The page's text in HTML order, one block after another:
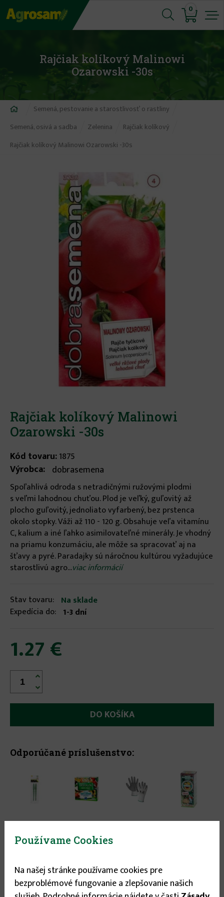
Jump
to
0
Rajčiak kolíkový Malinowi
Ozarowski -30s
Nachádzate
sa
tu
Semená, pestovanie a starostlivosť o rastliny
Semená, osivá a sadba
Zelenina
Rajčiak kolíkový
Rajčiak kolíkový Malinowi Ozarowski -30s
Rajčiak kolíkový Malinowi
Ozarowski -30s
Kód tovaru:1875
Výrobca: dobrasemena
Spoľahlivá odroda s netradičnými ružovými plodmi
s veľmi lahodnou chuťou. Plod je veľký, guľovitý až
plocho guľovitý, jednoliato vyfarbený, bez prstenca
okolo stopky. Váži až 110 - 120 g. Obsahuje veľa vitamínu
C, kalium a iné ľahko asimilovateľné minerály. Je vhodný
na priamu konzumáciu, ale môže sa spracovať aj na
šťavy a pyré. Paradajky sú náročnou kultúrou vyžadujúce
starostlivú agro...viac informácií
Stav tovaru: Na sklade
Expedícia do: 1-3 dní
1.27 €


Odporúčané príslušenstvo:
Používame Cookies
Na našej stránke používame cookies pre
bezproblémové fungovanie a zlepšovanie našich